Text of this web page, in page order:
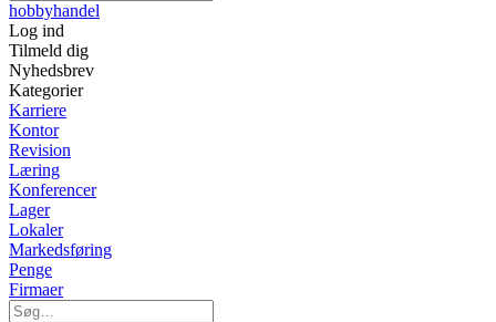
hobbyhandel
Log ind
Tilmeld dig
Nyhedsbrev
Kategorier
Karriere
Kontor
Revision
Læring
Konferencer
Lager
Lokaler
Markedsføring
Penge
Firmaer